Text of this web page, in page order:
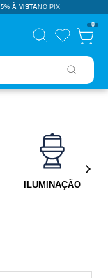
5% À VISTANO PIX
0
ILUMINAÇÃO